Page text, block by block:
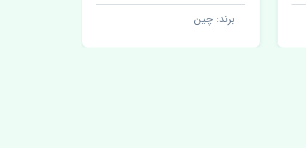
برند: چین